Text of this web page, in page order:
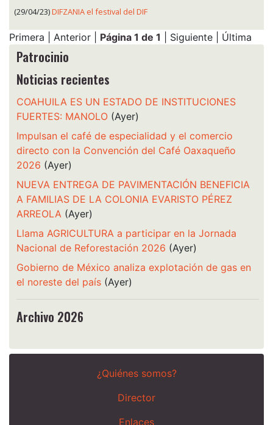
(29/04/23)DIFZANIA el festival del DIF
Primera | Anterior | Página 1 de 1 | Siguiente | Última
Patrocinio
Noticias recientes
COAHUILA ES UN ESTADO DE INSTITUCIONES
FUERTES: MANOLO (Ayer)
Impulsan el café de especialidad y el comercio
directo con la Convención del Café Oaxaqueño
2026 (Ayer)
NUEVA ENTREGA DE PAVIMENTACIÓN BENEFICIA
A FAMILIAS DE LA COLONIA EVARISTO PÉREZ
ARREOLA (Ayer)
Llama AGRICULTURA a participar en la Jornada
Nacional de Reforestación 2026 (Ayer)
Gobierno de México analiza explotación de gas en
el noreste del país (Ayer)
Archivo 2026
¿Quiénes somos?
Director
Enlaces